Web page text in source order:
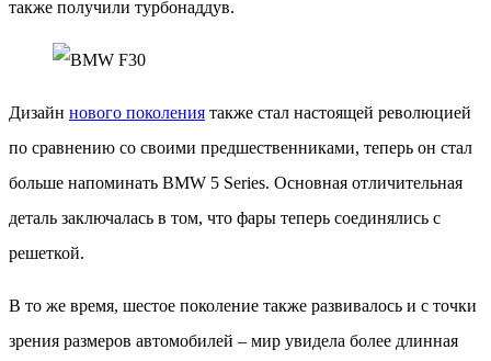
также получили турбонаддув.
Дизайн нового поколения также стал настоящей революцией
по сравнению со своими предшественниками, теперь он стал
больше напоминать BMW 5 Series. Основная отличительная
деталь заключалась в том, что фары теперь соединялись с
решеткой.
В то же время, шестое поколение также развивалось и с точки
зрения размеров автомобилей – мир увидела более длинная